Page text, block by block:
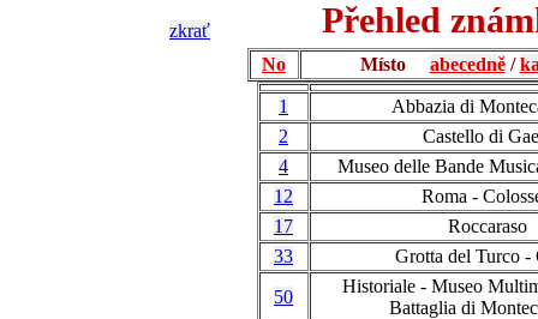
zkrať Přehled
No Místo abecedně/
1
Abbazia di
2
Castello di
4
Museo delle Bande
12
Roma -
17
Roccaraso
33
Grotta del Turco -
50
Historiale - Museo
Battaglia di